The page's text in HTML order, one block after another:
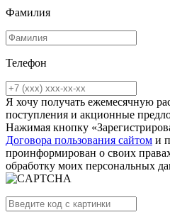
Фамилия
Телефон
Я хочу получать ежемесячную
поступления и акционные
Нажимая кнопку
Договора пользования сайтом и
проинформирован о своих
обработку моих персональных